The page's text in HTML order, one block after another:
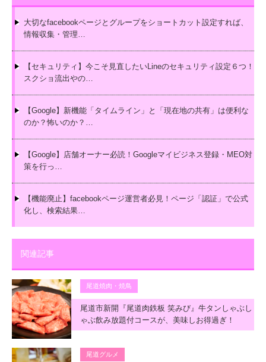
大切なfacebookページとグループをショートカット設定すれば、
情報収集・管理…
【セキュリティ】今こそ見直したいLineのセキュリティ設定６つ！
スクショ流出やの…
【Google】新機能「タイムライン」と「現在地の共有」は便利な
のか？怖いのか？…
【Google】店舗オーナー必読！Googleマイビジネス登録・MEO対
策を行っ…
【機能廃止】facebookページ運営者必見！ページ「認証」で公式
化し、検索結果…
関連記事
尾道焼肉・焼鳥
尾道市新開『尾道肉鉄板 笑みび』牛タンしゃぶし
ゃぶ飲み放題付コースが、美味しお得過ぎ！
尾道グルメ